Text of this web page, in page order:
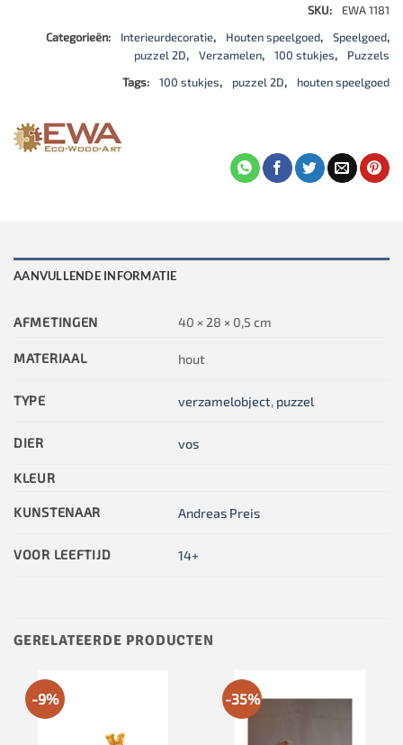
SKU:
EWA 1181
Categorieën:
Interieurdecoratie, Houten speelgoed, Speelgoed,
puzzel 2D, Verzamelen, 100 stukjes,
Puzzels
Tags:
100 stukjes, puzzel 2D, houten speelgoed
AANVULLENDE INFORMATIE
AFMETINGEN 40 × 28 × 0,5 cm
MATERIAAL hout
TYPE verzamelobject, puzzel
DIER vos
KLEUR
KUNSTENAAR Andreas Preis
VOOR LEEFTIJD 14+
GERELATEERDE PRODUCTEN
-9% -35%